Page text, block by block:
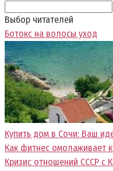
Выбор читателей
Ботокс на волосы уход
Купить дом в Сочи: Ваш
Как фитнес омолаживает
Кризис отношений СССР с